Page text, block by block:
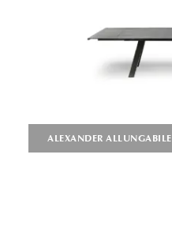
ALEXANDER ALLUNGABILE